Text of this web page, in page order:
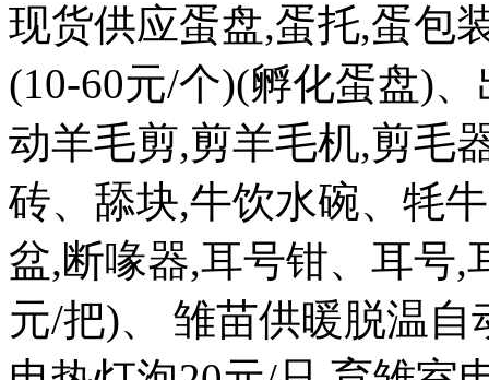
现货供应蛋盘,蛋托,蛋包
(10-60元/个)(孵化蛋盘)
动羊毛剪,剪羊毛机,剪毛
砖、舔块,牛饮水碗、牦
盆,断喙器,耳号钳、耳号,
元/把)、 雏苗供暖脱温